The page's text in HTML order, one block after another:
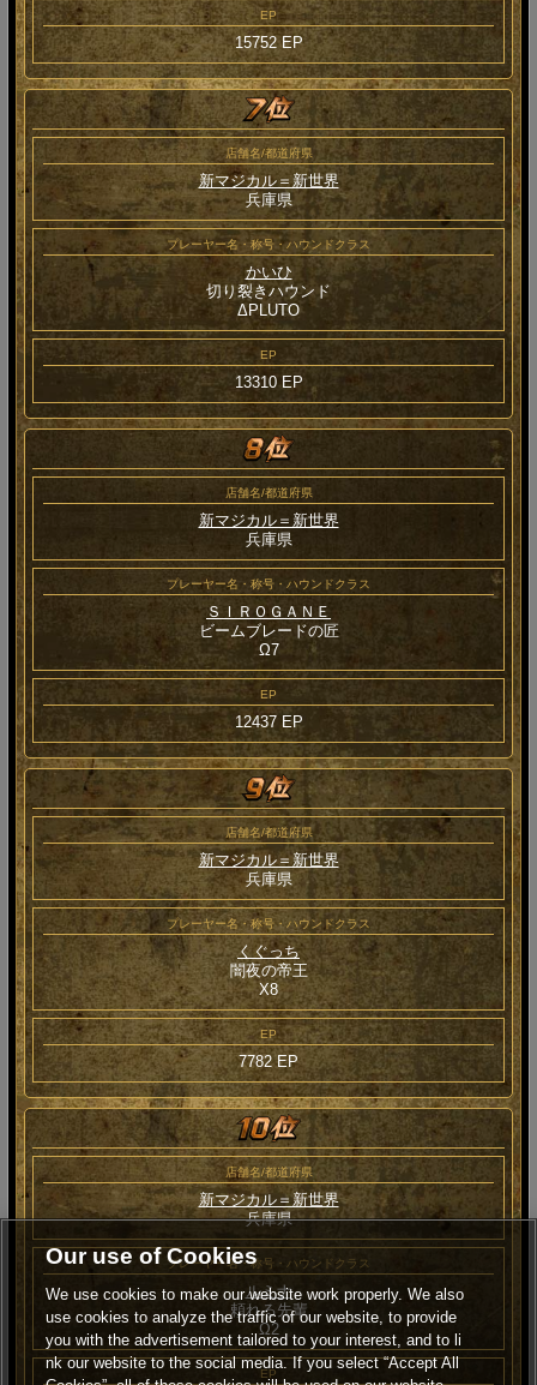
EP
15752 EP
店舗名/都道府県
新マジカル＝新世界
兵庫県
プレーヤー名・称号・ハウンドクラス
かいひ
切り裂きハウンド
ΔPLUTO
EP
13310 EP
店舗名/都道府県
新マジカル＝新世界
兵庫県
プレーヤー名・称号・ハウンドクラス
ＳＩＲＯＧＡＮＥ
ビームブレードの匠
Ω7
EP
12437 EP
店舗名/都道府県
新マジカル＝新世界
兵庫県
プレーヤー名・称号・ハウンドクラス
くぐっち
闇夜の帝王
Χ8
EP
7782 EP
店舗名/都道府県
新マジカル＝新世界
兵庫県
プレーヤー名・称号・ハウンドクラス
ルミナ
頼れる先輩
Ω2
EP
Our use of Cookies
We use cookies to make our website work properly. We also
use cookies to analyze the traffic of our website, to provide
you with the advertisement tailored to your interest, and to li
nk our website to the social media. If you select “Accept All